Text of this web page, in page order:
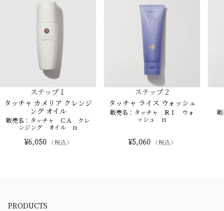
ステップ１
タッチャ カメリア クレンジ
ング オイル
販売名：タッチャ ＣＡ クレ
ンジング オイル ｎ
¥6,050 （税込）
ステップ 2
タッチャ ライス ウォッシュ
販売名：タッチャ ＲＩ ウォ
ッシュ ｎ
¥5,060 （税込）
PRODUCTS